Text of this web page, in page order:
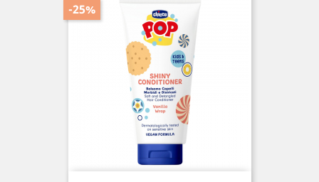
-25%